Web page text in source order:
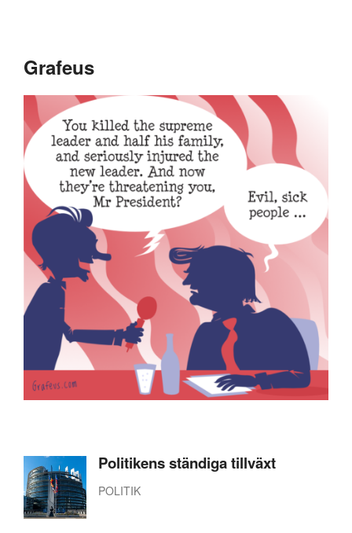
Grafeus
Politikens ständiga tillväxt
POLITIK